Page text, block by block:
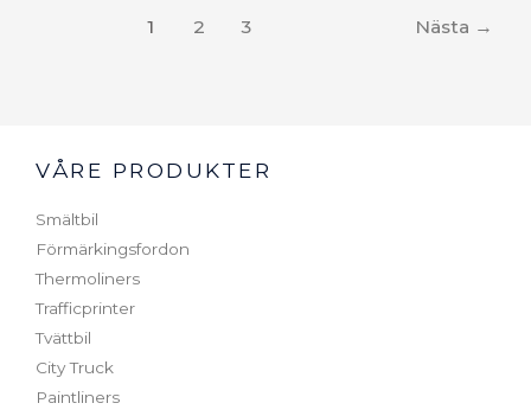
1 2 3 Nästa →
VÅRE PRODUKTER
Smältbil
Förmärkingsfordon
Thermoliners
Trafficprinter
Tvättbil
City Truck
Paintliners